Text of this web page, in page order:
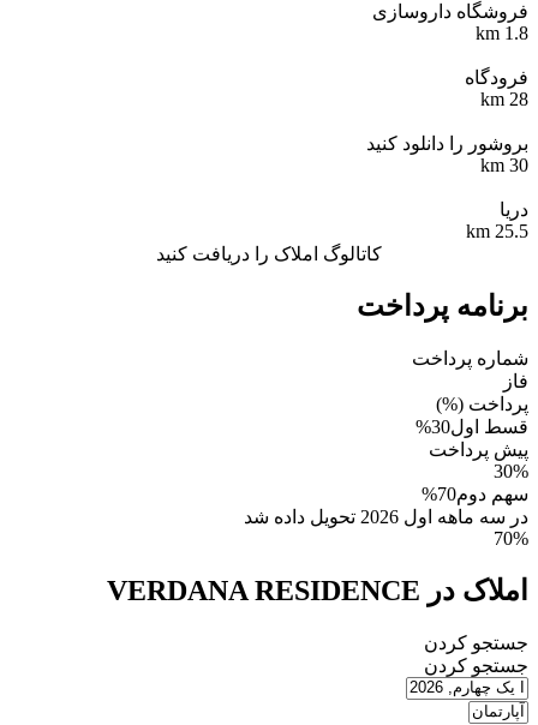
فروشگاه داروسازی
1.8 km
فرودگاه
28 km
بروشور را دانلود کنید
30 km
دریا
25.5 km
کاتالوگ املاک را دریافت کنید
برنامه پرداخت
شماره پرداخت
فاز
پرداخت (%)
قسط اول30%
پیش پرداخت
30%
سهم دوم70%
در سه ماهه اول 2026 تحویل داده شد
70%
املاک در VERDANA RESIDENCE
جستجو کردن
جستجو کردن